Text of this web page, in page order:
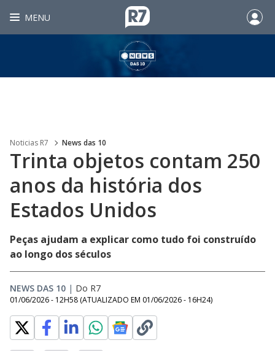
MENU
Noticias R7 News das 10
Trinta objetos contam 250
anos da história dos
Estados Unidos
Peças ajudam a explicar como tudo foi construído
ao longo dos séculos
NEWS DAS 10 | Do R7
01/06/2026 - 12H58 (ATUALIZADO EM 01/06/2026 - 16H24)